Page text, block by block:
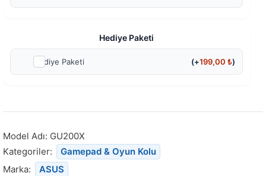
Hediye Paketi
Hediye Paketi (+199,00₺)
Model Adı: GU200X
Kategoriler:
Gamepad & Oyun Kolu
Marka:
ASUS